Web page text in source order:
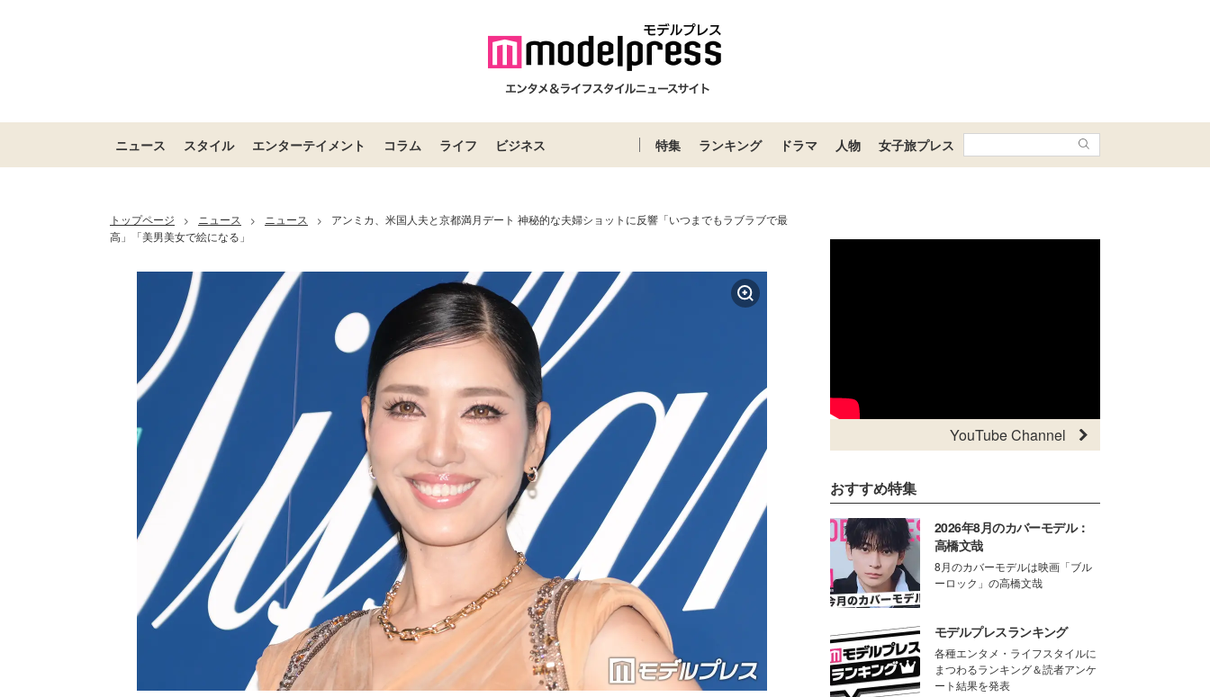
ニュース スタイル エンターテイメント コラム ライフ ビジネス 特集 ランキング ドラマ 人物 女子旅プレス
トップページ > ニュース > ニュース >
アンミカ、米国人夫と京都満月デート 神秘的な夫婦ショットに反響「いつまでもラブラブで最
高」「美男美女で絵になる」
YouTube Channel
おすすめ特集
2026年8月のカバーモデル：
高橋文哉
8月のカバーモデルは映画「ブル
ーロック」の高橋文哉
モデルプレスランキング
各種エンタメ・ライフスタイルに
まつわるランキング＆読者アンケ
ート結果を発表